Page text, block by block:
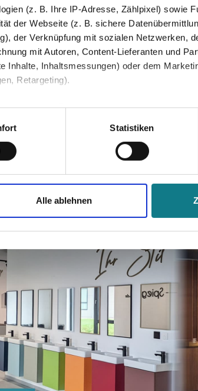
(z. B. Ihre IP-Adresse, Zählpixel) sowie
der Webseite (z. B. sichere
der Verknüpfung mit sozialen Netzwerken,
mit Autoren, Content-Lieferanten und
Inhalte, Inhaltsmessungen) oder dem
Retargeting).
nachlesen. Über den Link "Cookies" am
und die von Ihnen gewünschten
willigen Sie in die Verarbeitung Ihrer
Statistiken
Alle ablehnen
kommt
der
Glitzer weniger intensiv als
Wenn
man
War